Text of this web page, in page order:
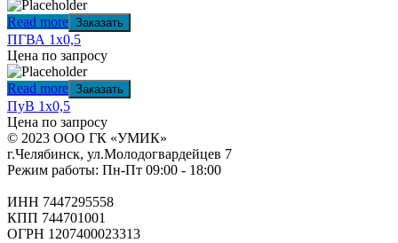
Read more Заказать
ПГВА 1х0,5
Цена по запросу
Read more Заказать
ПуВ 1х0,5
Цена по запросу
© 2023 ООО ГК «УМИК»
г.Челябинск, ул.Молодогвардейцев 7
Режим работы: Пн-Пт 09:00 - 18:00
ИНН 7447295558
КПП 744701001
ОГРН 1207400023313